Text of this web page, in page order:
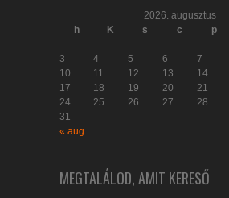
2026. augusztus
h
K s c p
3
4 5 6 7
10
11 12 13 14
17
18 19 20 21
24
25 26 27 28
31
« aug
MEGTALÁLOD, AMIT KERESŐ